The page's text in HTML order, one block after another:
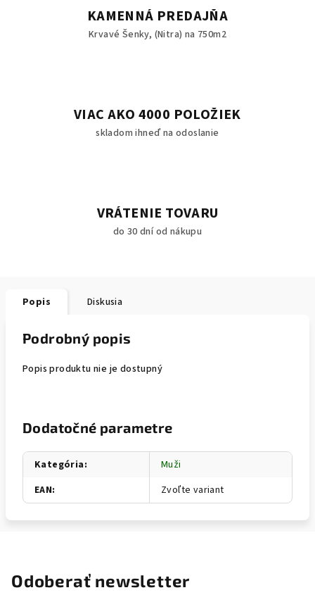
KAMENNÁ PREDAJŇA
Krvavé Šenky, (Nitra) na 750m2
VIAC AKO 4000 POLOŽIEK
skladom ihneď na odoslanie
VRÁTENIE TOVARU
do 30 dní od nákupu
Popis Diskusia
Podrobný popis
Popis produktu nie je dostupný
Dodatočné parametre
Kategória:
Muži
EAN: Zvoľte variant
Odoberať newsletter